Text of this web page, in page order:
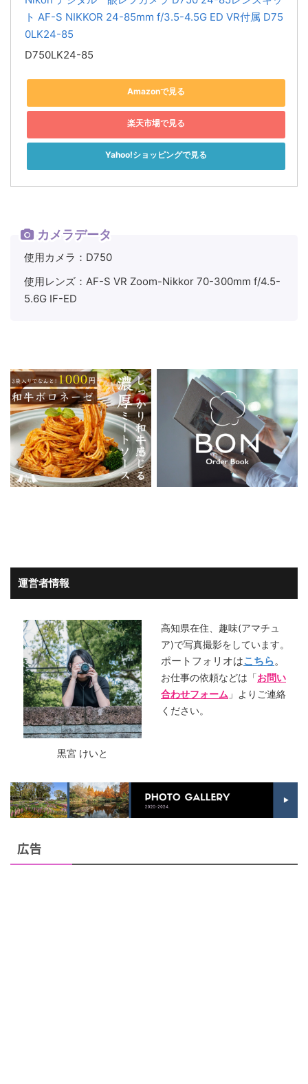
ト AF-S NIKKOR 24-85mm f/3.5-4.5G ED VR付属 D75
0LK24-85
D750LK24-85
Amazonで見る
楽天市場で見る
Yahoo!ショッピングで見る
カメラデータ
使用カメラ：D750
使用レンズ：AF-S VR Zoom-Nikkor 70-300mm f/4.5-
5.6G IF-ED
運営者情報
黒宮 けいと
高知県在住、趣味(アマチュ
ア)で写真撮影をしています。
ポートフォリオはこちら。
お仕事の依頼などは「お問い
合わせフォーム 」よりご連絡
ください。
広告